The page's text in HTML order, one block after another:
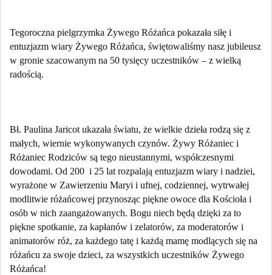
Tegoroczna pielgrzymka Żywego Różańca pokazała siłę i
entuzjazm wiary Żywego Różańca, świętowaliśmy nasz jubileusz
w gronie szacowanym na 50 tysięcy uczestników – z wielką
radością.
Bł. Paulina Jaricot ukazała światu, że wielkie dzieła rodzą się z
małych, wiernie wykonywanych czynów. Żywy Różaniec i
Różaniec Rodziców są tego nieustannymi, współczesnymi
dowodami. Od 200 i 25 lat rozpalają entuzjazm wiary i nadziei,
wyrażone w Zawierzeniu Maryi i ufnej, codziennej, wytrwałej
modlitwie różańcowej przynosząc piękne owoce dla Kościoła i
osób w nich zaangażowanych. Bogu niech będą dzięki za to
piękne spotkanie, za kapłanów i zelatorów, za moderatorów i
animatorów róż, za każdego tatę i każdą mamę modlących się na
różańcu za swoje dzieci, za wszystkich uczestników Żywego
Różańca!